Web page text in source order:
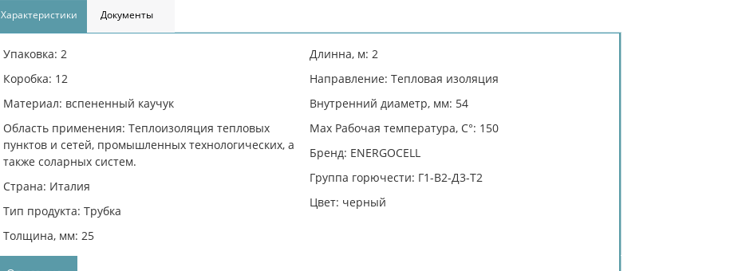
Характеристики Документы
Упаковка: 2
Коробка: 12
Материал: вспененный каучук
Область применения: Теплоизоляция тепловых
пунктов и сетей, промышленных технологических, а
также соларных систем.
Страна: Италия
Тип продукта: Трубка
Толщина, мм: 25
Длинна, м: 2
Направление: Тепловая изоляция
Внутренний диаметр, мм: 54
Max Рабочая температура, C°: 150
Бренд: ENERGOCELL
Группа горючести: Г1-В2-Д3-Т2
Цвет: черный